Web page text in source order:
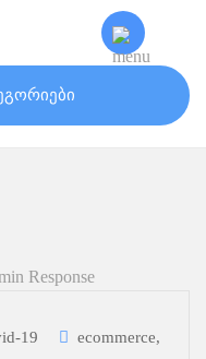
19 ecommerce,